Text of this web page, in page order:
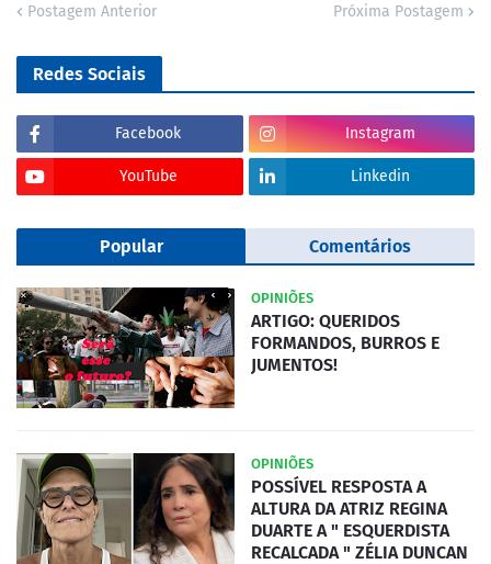
Postagem Anterior Próxima Postagem
Redes Sociais
Facebook Instagram
YouTube Linkedin
Popular Comentários
OPINIÕES
ARTIGO: QUERIDOS
FORMANDOS, BURROS E
JUMENTOS!
OPINIÕES
POSSÍVEL RESPOSTA A
ALTURA DA ATRIZ REGINA
DUARTE A " ESQUERDISTA
RECALCADA " ZÉLIA DUNCAN